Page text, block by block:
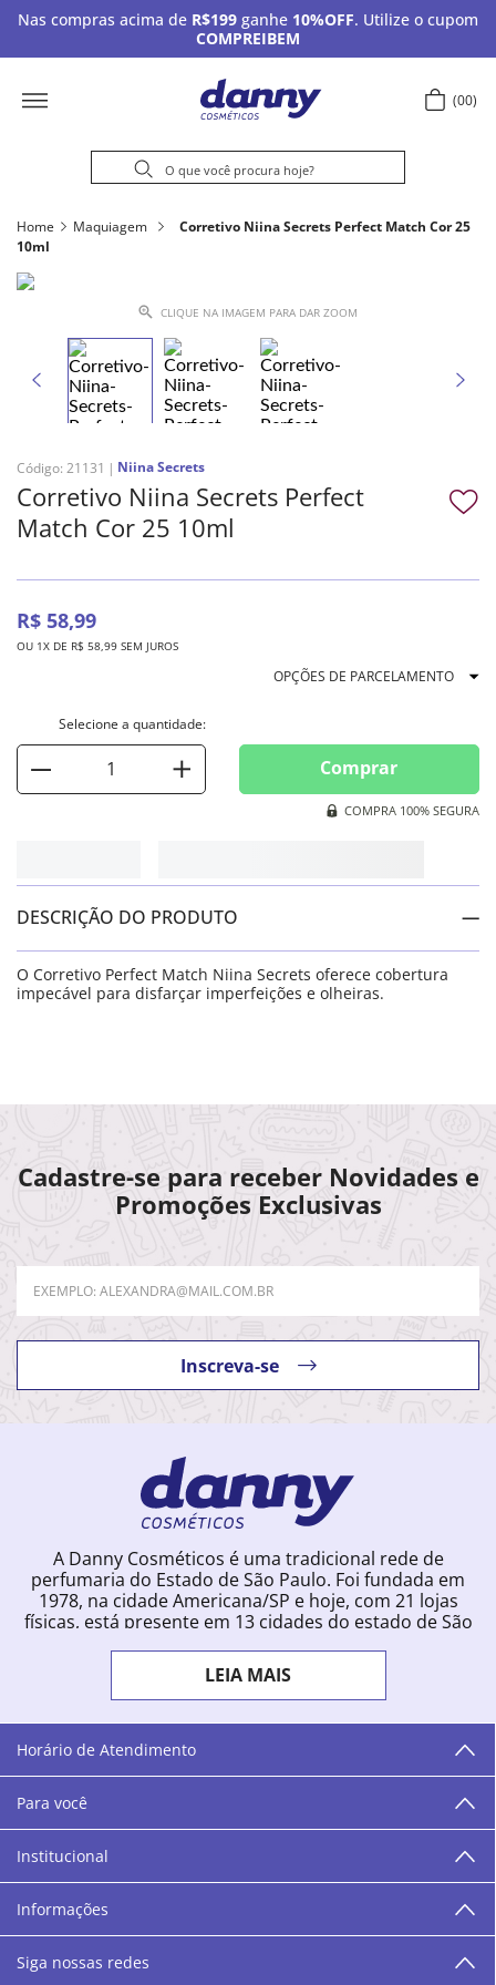
Nas compras acima de R$199 ganhe 10%OFF. Utilize o cupom
COMPREIBEM
00
Home Maquiagem
Corretivo Niina Secrets Perfect Match Cor 25
10ml
CLIQUE NA IMAGEM PARA DAR ZOOM
Código: 21131 Niina Secrets
Corretivo Niina Secrets Perfect
Match Cor 25 10ml
R$ 58,99
OU 1X DE R$ 58 99 SEM JUROS
OPÇÕES DE PARCELAMENTO
Comprar
COMPRA 100% SEGURA
DESCRIÇÃO DO PRODUTO
O Corretivo Perfect Match Niina Secrets oferece cobertura
impecável para disfarçar imperfeições e olheiras.
Cadastre-se para receber Novidades e
Promoções Exclusivas
Inscreva-se
A Danny Cosméticos é uma tradicional rede de
perfumaria do Estado de São Paulo. Foi fundada em
1978, na cidade Americana/SP e hoje, com 21 lojas
físicas, está presente em 13 cidades do estado de São
começou a vender para todo o território brasileiro.
Com uma infinidade de marcas e a filosofia de vender
produtos que vão do popular ao luxo, a Danny
Cosméticos mantém parceria com aproximadamente
300 grandes fornecedores e lançamentos diários na
área de beleza. São 12 centros técnicos que oferecem
programação semanal de cursos e encontros.
“O varejo corre nas nossas veias como nossos valores
humanos, éticos e morais. E que o branco e o azul anil,
as cores da Danny Cosméticos, possam continuar
transmitindo paz e harmonia para todos vocês!”
LEIA MAIS
Horário de Atendimento
Para você
Institucional
Informações
Siga nossas redes